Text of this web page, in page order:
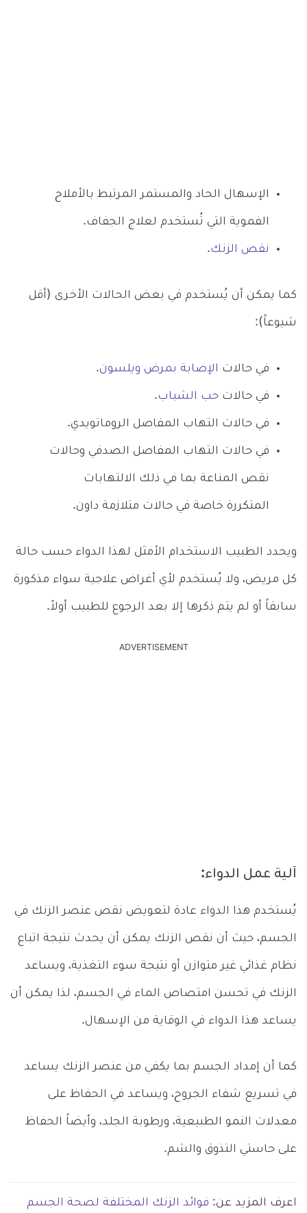
الإسهال الحاد والمستمر المرتبط بالأملاح
الفموية التي تُستخدم لعلاج الجفاف.
نقص الزنك.
كما يمكن أن يُستخدم في بعض الحالات الأخرى (أقل
شيوعاً):
في حالات الإصابة بمرض ويلسون.
في حالات حب الشباب.
في حالات التهاب المفاصل الروماتويدي.
في حالات التهاب المفاصل الصدفي وحالات
نقص المناعة بما في ذلك الالتهابات
المتكررة خاصة في حالات متلازمة داون.
ويحدد الطبيب الاستخدام الأمثل لهذا الدواء حسب حالة
كل مريض، ولا يُستخدم لأي أغراض علاجية سواء مذكورة
سابقاً أو لم يتم ذكرها إلا بعد الرجوع للطبيب أولاً.
ADVERTISEMENT
آلية عمل الدواء:
يُستخدم هذا الدواء عادة لتعويض نقص عنصر الزنك في
الجسم، حيث أن نقص الزنك يمكن أن يحدث نتيجة اتباع
نظام غذائي غير متوازن أو نتيجة سوء التغذية، ويساعد
الزنك في تحسن امتصاص الماء في الجسم، لذا يمكن أن
يساعد هذا الدواء في الوقاية من الإسهال.
كما أن إمداد الجسم بما يكفي من عنصر الزنك يساعد
في تسريع شفاء الجروح، ويساعد في الحفاظ على
معدلات النمو الطبيعية، ورطوبة الجلد، وأيضاً الحفاظ
على حاستي التذوق والشم.
اعرف المزيد عن: فوائد الزنك المختلفة لصحة الجسم